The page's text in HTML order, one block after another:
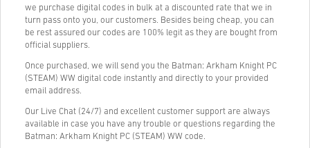
we purchase digital codes in bulk at a discounted rate that we in
turn pass onto you, our customers. Besides being cheap, you can
be rest assured our codes are 100% legit as they are bought from
official suppliers.
Once purchased, we will send you the Batman: Arkham Knight PC
(STEAM) WW digital code instantly and directly to your provided
email address.
Our Live Chat (24/7) and excellent customer support are always
available in case you have any trouble or questions regarding the
Batman: Arkham Knight PC (STEAM) WW code.